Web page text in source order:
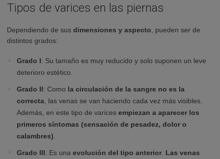
Tipos de varices en las piernas
Dependiendo de sus dimensiones y aspecto , pueden ser de
distintos grados:
Grado I: Su tamaño es muy reducido y solo suponen un leve
deterioro estético.
Grado II: Como la circulación de la sangre no es la
correcta , las venas se van haciendo cada vez más visibles.
Además, en este tipo de varices empiezan a aparecer los
primeros síntomas (sensación de pesadez, dolor o
calambres)
Grado III: Es una evolución del tipo anterior Las venas